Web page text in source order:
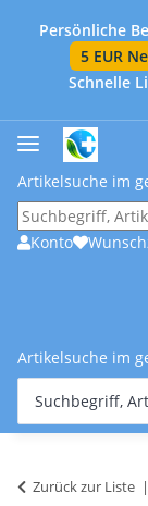
Persönliche
5 EUR
Schnelle
Artikelsuche im
Konto
Artikelsuche im
Zurück zur Liste